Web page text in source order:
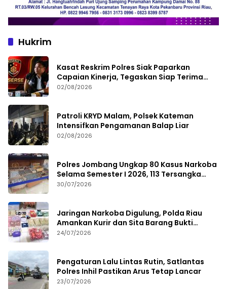
Hukrim
Kasat Reskrim Polres Siak Paparkan
Capaian Kinerja, Tegaskan Siap Terima
Kritik dan Evaluasi
02/08/2026
Patroli KRYD Malam, Polsek Kateman
Intensifkan Pengamanan Balap Liar
02/08/2026
Polres Jombang Ungkap 80 Kasus Narkoba
Selama Semester I 2026, 113 Tersangka
Diamankan
30/07/2026
Jaringan Narkoba Digulung, Polda Riau
Amankan Kurir dan Sita Barang Bukti
Bernilai Fantastis
24/07/2026
Pengaturan Lalu Lintas Rutin, Satlantas
Polres Inhil Pastikan Arus Tetap Lancar
23/07/2026